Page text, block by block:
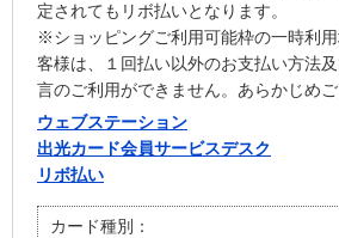
定されてもリボ払いとなります。
※ショッピングご利用可能枠の一時利
客様は、１回払い以外のお支払い方法
言のご利用ができません。あらかじめご
ウェブステーション
出光カード会員サービスデスク
リボ払い
カード種別：